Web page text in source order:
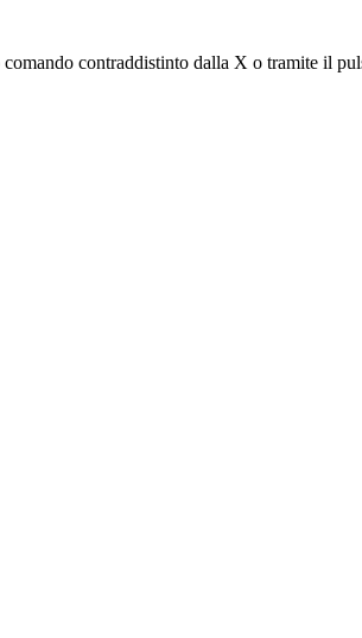
contraddistinto dalla X o tramite il